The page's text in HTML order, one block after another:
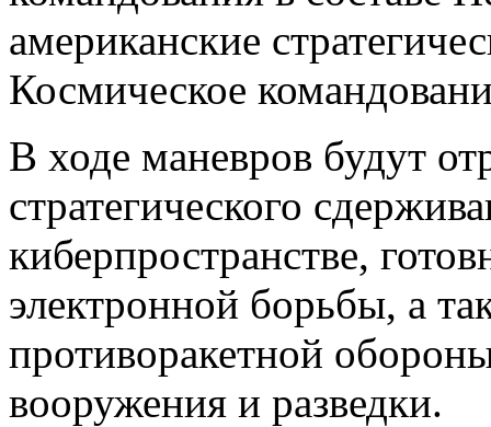
американские
Космическое
В ходе маневров будут
стратегического
киберпространстве,
электронной борьбы, а
противоракетной
вооружения и разведки.